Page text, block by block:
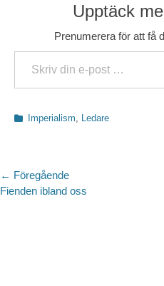
Upptäck
Prenumerera för att få
Skriv din e-post …
Kategorier
Imperialism, Ledare
Inläggsnavigering
← Föregående
Föregående
Fienden ibland oss